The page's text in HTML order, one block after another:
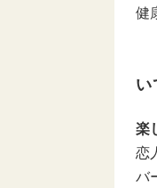
健
い
楽
恋
バ